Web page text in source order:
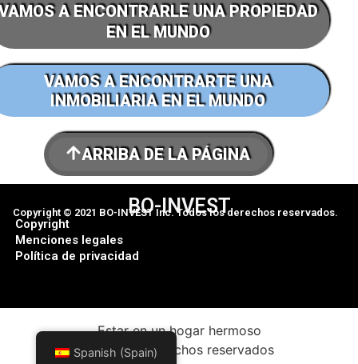
A ENCONTRARLE UNA PROPIEDAD
EN EL MUNDO
VAMOS A ENCONTRARTE UNA
INMOBILIARIA EN EL MUNDO
ARRIBA DE LA PÁGINA
BO-INVEST
Copyright © 2021 BO-INVEST Inc. Todos los derechos reservados.
Copyright
Menciones legales
Política de privacidad
Estar en un hogar hermoso
Todos los derechos reservados
Spanish (Spain)